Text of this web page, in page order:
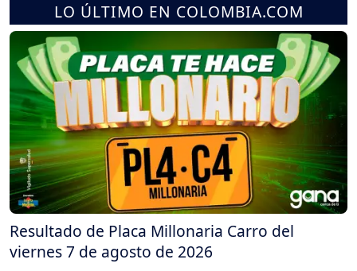
LO ÚLTIMO EN COLOMBIA.COM
Resultado de Placa Millonaria Carro del
viernes 7 de agosto de 2026